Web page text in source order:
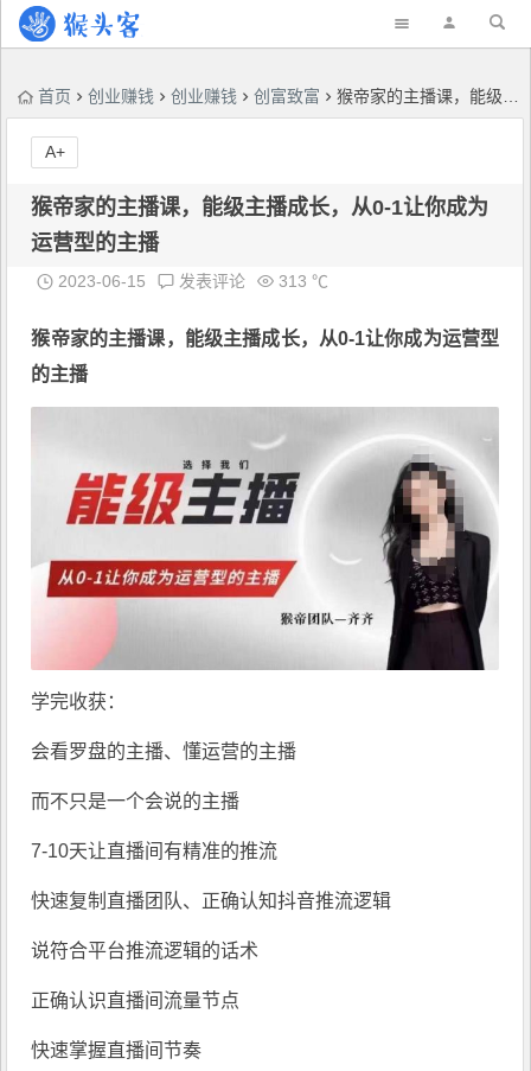
首页 创业赚钱 创业赚钱 创富致富 猴帝家的主播课，能级主播成长，从0-1让你成为运营型的主播
猴帝家的主播课，能级主播成长，从0-1让你成为
运营型的主播
2023-06-15 发表评论 313 ℃
猴帝家的主播课， 能级主播成长，从0-1让你成为运营型
的主播
学完收获：
会看罗盘的主播、懂运营的主播
而不只是一个会说的主播
7-10天让直播间有精准的推流
快速复制直播团队、正确认知抖音推流逻辑
说符合平台推流逻辑的话术
正确认识直播间流量节点
快速掌握直播间节奏
A+